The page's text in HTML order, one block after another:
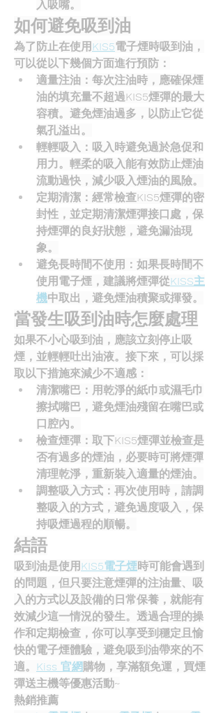
入吸嘴。
如何避免吸到油
為了防止在使用 KIS5電子煙時吸到油，
可以從以下幾個方面進行預防：
適量注油 ：每次注油時，應確保煙
油的填充量不超過KIS5煙彈的最大
容積。避免煙油過多，以防止它從
氣孔溢出。
輕輕吸入 ：吸入時避免過於急促和
用力。輕柔的吸入能有效防止煙油
流動過快，減少吸入煙油的風險。
定期清潔 ：經常檢查KIS5煙彈的密
封性，並定期清潔煙彈接口處，保
持煙彈的良好狀態，避免漏油現
象。
避免長時間不使用 ：如果長時間不
使用電子煙，建議將煙彈從KISS主
機中取出，避免煙油積聚或揮發。
當發生吸到油時怎麼處理
如果不小心吸到油，應該立刻停止吸
煙，並輕輕吐出油液。接下來，可以採
取以下措施來減少不適感：
清潔嘴巴 ：用乾淨的紙巾或濕毛巾
擦拭嘴巴，避免煙油殘留在嘴巴或
口腔內。
檢查煙彈 ：取下KIS5煙彈並檢查是
否有過多的煙油，必要時可將煙彈
清理乾淨，重新裝入適量的煙油。
調整吸入方式 ：再次使用時，請調
整吸入的方式，避免過度吸入，保
持吸煙過程的順暢。
結語
吸到油是使用 KIS5電子煙時可能會遇到
的問題，但只要注意煙彈的注油量、吸
入的方式以及設備的日常保養，就能有
效減少這一情況的發生。透過合理的操
作和定期檢查，你可以享受到穩定且愉
快的電子煙體驗，避免吸到油帶來的不
適。 Kiss 官網 購物，享滿額免運，買煙
彈送主機等優惠活動~
熱銷推薦